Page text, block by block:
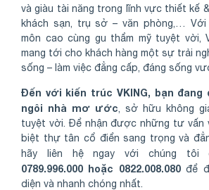
và giàu tài năng trong lĩnh vực thiết kế
khách sạn, trụ sở – văn phòng,… Với
môn cao cùng gu thẩm mỹ tuyệt vời,
mang tới cho khách hàng một sự trải
sống – làm việc đẳng cấp, đáng sống
Đến với kiến trúc VKING, bạn đang
ngôi nhà mơ ước, sở hữu không
tuyệt vời. Để nhận được những tư vấn
biệt thự tân cổ điển sang trọng và
hãy liên hệ ngay với chúng tôi
0789.996.000 hoặc 0822.008.080để
diện và nhanh chóng nhất.